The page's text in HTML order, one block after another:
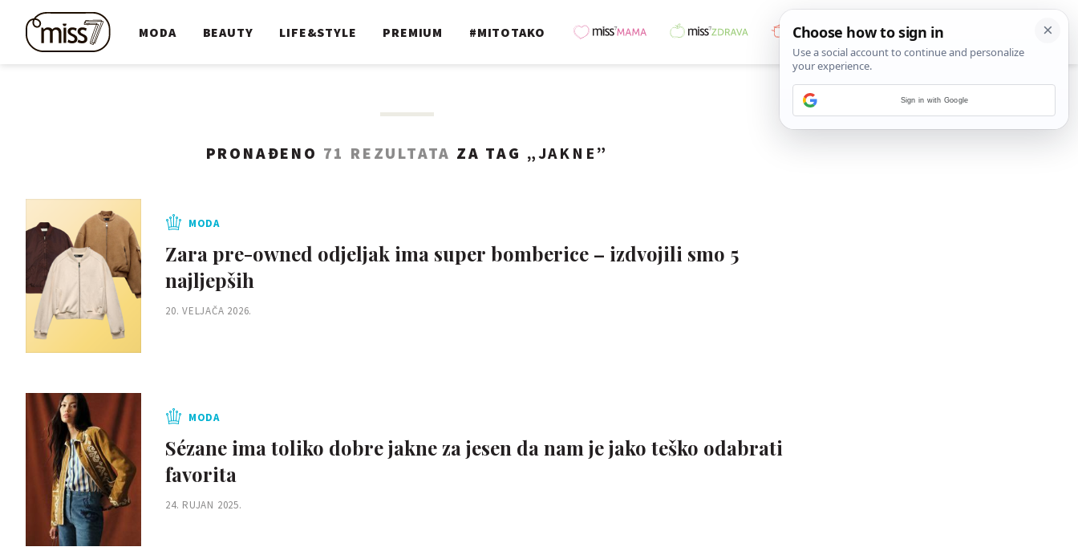
MODA BEAUTY LIFE&STYLE PREMIUM #MITOTAKO
PRONAĐENO 71 REZULTATA ZA TAG „JAKNE ”
MODA
Zara pre-owned odjeljak ima super bomberice – izdvojili smo 5
najljepših
20. VELJAČA 2026.
MODA
Sézane ima toliko dobre jakne za jesen da nam je jako teško odabrati
favorita
24. RUJAN 2025.
Sign in with Google